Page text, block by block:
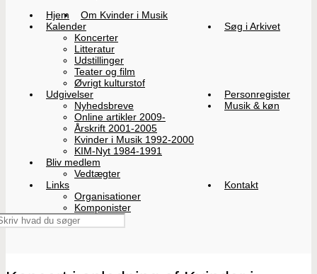
Hjem
Om Kvinder i Musik
Kalender
Koncerter
Litteratur
Udstillinger
Teater og film
Øvrigt kulturstof
Søg i Arkivet
Udgivelser
Nyhedsbreve
Online artikler 2009-
Årskrift 2001-2005
Kvinder i Musik 1992-2000
KIM-Nyt 1984-1991
Personregister
Musik & køn
Bliv medlem
Vedtægter
Links
Organisationer
Komponister
Kontakt